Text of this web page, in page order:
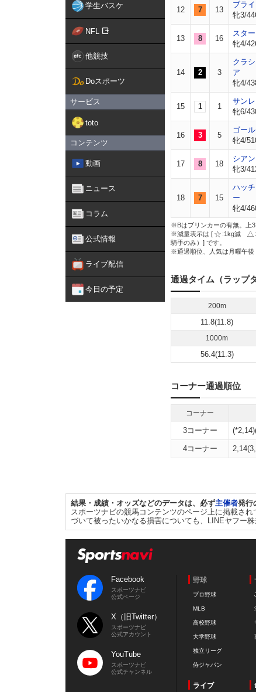
学生バスケ
NFL
他競技
Doスポーツ
サービス
toto
コンテンツ
動画
ニュース
コラム
公式情報
ライブ配信
今日の予定
12 7 13
ブラ
牝3/
13 8 16
スタ
牝4/
14 2 3
クラ
ア
牝4/
15 1 1
サン
牝6/
16 3 5
ゴー
牝4/
17 8 18
シアン
牝3/
18 7 15
ハッ
ー
牝4/
※Bはブリンカーの有無。上
※減量表示は [
:1kg減
騎手のみ）] です。
※通過順位、人気は月曜午後
通過タイム（ラップ
200m
11.8(11.8)
1000m
56.4(11.3)
コーナー通過順位
コーナー
3コーナー
4コーナー
結果・成績・オッズなどのデータは、必ず主催者発行
スポーツナビの競馬コンテンツのページ上に掲載さ
づいて被ったいかなる損害についても、LINEヤフー
Facebook
スポーツナビ
公式ページ
X（旧Twitter）
スポーツナビ
公式アカウント
YouTube
スポーツナビ
公式チャンネル
野球
プロ野球
MLB
高校野球
大学野球
独立リーグ
侍ジャパン
ライブ